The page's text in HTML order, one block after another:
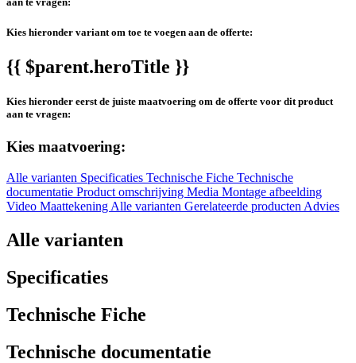
Kies hieronder variant om toe te voegen aan de offerte:
{{ $parent.heroTitle }}
Kies hieronder eerst de juiste maatvoering om de offerte voor dit product
aan te vragen:
Kies maatvoering:
Alle varianten Specificaties Technische Fiche Technische
documentatie Product omschrijving Media Montage afbeelding
Video Maattekening Alle varianten Gerelateerde producten Advies
Alle varianten
Specificaties
Technische Fiche
Technische documentatie